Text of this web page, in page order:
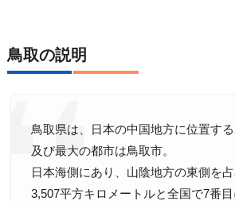
鳥取の説明
鳥取県は、日本の中国地方に位置す
及び最大の都市は鳥取市。
日本海側にあり、山陰地方の東側を
3,507平方キロメートルと全国で7番